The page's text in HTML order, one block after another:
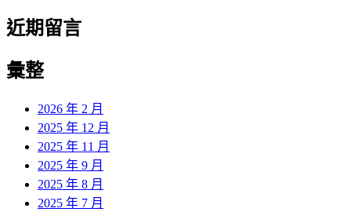
近期留言
彙整
2026 年 2 月
2025 年 12 月
2025 年 11 月
2025 年 9 月
2025 年 8 月
2025 年 7 月